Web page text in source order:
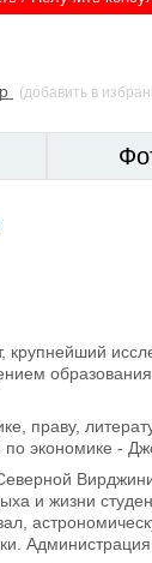
(добавить в
крупнейший
праву,
экономике -
и жизни
Администрация